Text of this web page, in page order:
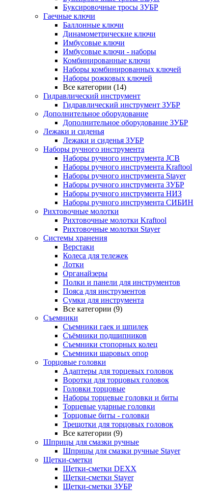
Буксировочные тросы ЗУБР
Гаечные ключи
Баллонные ключи
Динамометрические ключи
Имбусовые ключи
Имбусовые ключи - наборы
Комбинированные ключи
Наборы комбинированных ключей
Наборы рожковых ключей
Все категории (14)
Гидравлический инструмент
Гидравлический инструмент ЗУБР
Дополнительное оборудование
Дополнительное оборудование ЗУБР
Лежаки и сиденья
Лежаки и сиденья ЗУБР
Наборы ручного инструмента
Наборы ручного инструмента JCB
Наборы ручного инструмента Kraftool
Наборы ручного инструмента Stayer
Наборы ручного инструмента ЗУБР
Наборы ручного инструмента НИЗ
Наборы ручного инструмента СИБИН
Рихтовочные молотки
Рихтовочные молотки Kraftool
Рихтовочные молотки Stayer
Системы хранения
Верстаки
Колеса для тележек
Лотки
Органайзеры
Полки и панели для инструментов
Пояса для инструментов
Сумки для инструмента
Все категории (9)
Съемники
Съемники гаек и шпилек
Съёмники подшипников
Съемники стопорных колец
Съемники шаровых опор
Торцовые головки
Адаптеры для торцевых головок
Воротки для торцовых головок
Головки торцовые
Наборы торцевые головки и биты
Торцевые ударные головки
Торцовые биты - головки
Трещотки для торцовых головок
Все категории (9)
Шприцы для смазки ручные
Шприцы для смазки ручные Stayer
Щетки-сметки
Щетки-сметки DEXX
Щетки-сметки Stayer
Щетки-сметки ЗУБР